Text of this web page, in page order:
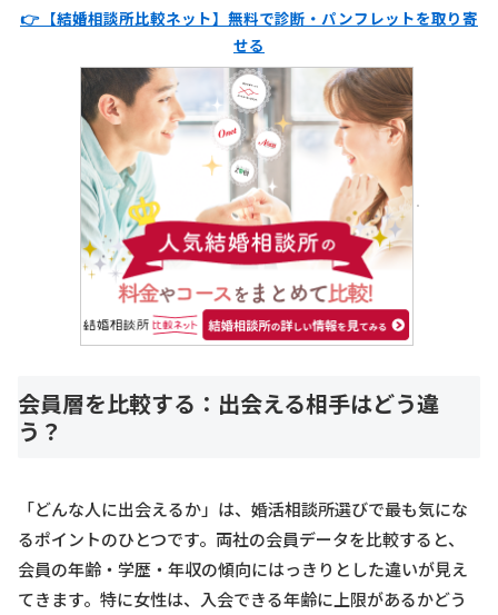
👉 【結婚相談所比較ネット】無料で診断・パンフレットを取り寄
せる
会員層を比較する：出会える相手はどう違
う？
「どんな人に出会えるか」は、婚活相談所選びで最も気にな
るポイントのひとつです。両社の会員データを比較すると、
会員の年齢・学歴・年収の傾向にはっきりとした違いが見え
てきます。特に女性は、入会できる年齢に上限があるかどう